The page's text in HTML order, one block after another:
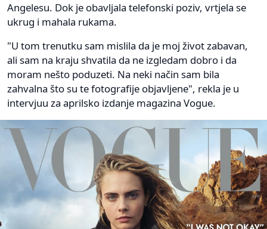
Angelesu. Dok je obavljala telefonski poziv, vrtjela se
ukrug i mahala rukama.
"U tom trenutku sam mislila da je moj život zabavan,
ali sam na kraju shvatila da ne izgledam dobro i da
moram nešto poduzeti. Na neki način sam bila
zahvalna što su te fotografije objavljene", rekla je u
intervjuu za aprilsko izdanje magazina Vogue.